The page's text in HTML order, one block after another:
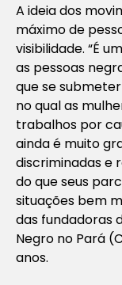
A ideia dos
máximo de
visibilidade. “É
as pessoas
que se
no qual as
trabalhos por
ainda é muito
discriminadas e
do que seus
situações bem
das fundadoras
Negro no Pará
anos.